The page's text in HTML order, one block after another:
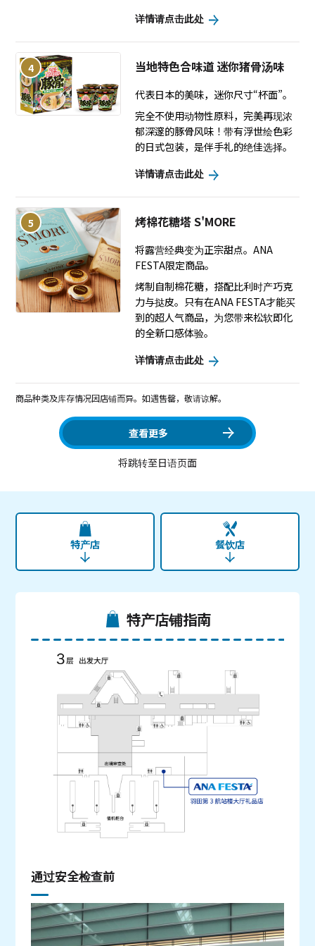
详情请点击此处
4 当地特色合味道 迷你猪骨汤味
代表日本的美味，迷你尺寸“杯面”。
完全不使用动物性原料，完美再现浓
郁深邃的豚骨风味！带有浮世绘色彩
的日式包装，是伴手礼的绝佳选择。
详情请点击此处
5 烤棉花糖塔 S'MORE
将露营经典变为正宗甜点。ANA
FESTA限定商品。
烤制自制棉花糖，搭配比利时产巧克
力与挞皮。只有在ANA FESTA才能买
到的超人气商品，为您带来松软即化
的全新口感体验。
详情请点击此处
商品种类及库存情况因店铺而异。如遇售罄，敬请谅解。
查看更多
将跳转至日语页面
特产店 餐饮店
特产店铺指南
通过安全检查前